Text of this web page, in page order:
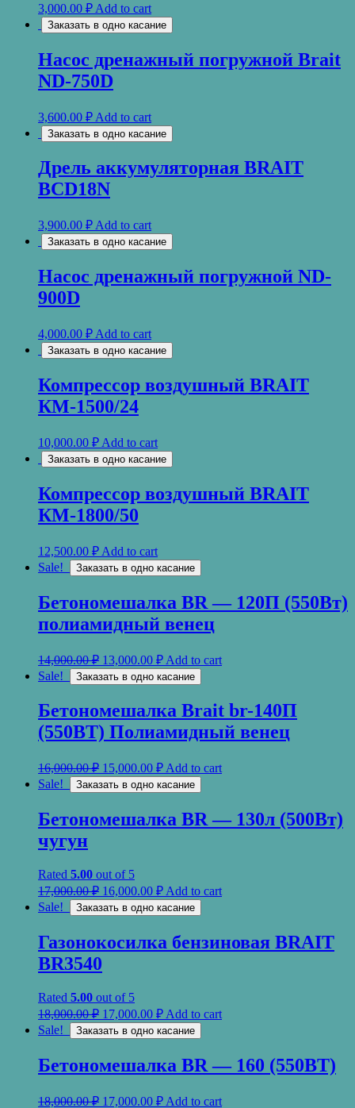
3,000.00 ₽ Add to cart
Заказать в одно касание
Насос дренажный погружной Brait
ND-750D
3,600.00 ₽ Add to cart
Заказать в одно касание
Дрель аккумуляторная BRAIT
BCD18N
3,900.00 ₽ Add to cart
Заказать в одно касание
Насос дренажный погружной ND-
900D
4,000.00 ₽ Add to cart
Заказать в одно касание
Компрессор воздушный BRAIT
КМ-1500/24
10,000.00 ₽ Add to cart
Заказать в одно касание
Компрессор воздушный BRAIT
КМ-1800/50
12,500.00 ₽ Add to cart
Sale!
Заказать в одно касание
Бетономешалка BR — 120П (550Вт)
полиамидный венец
14,000.00₽ 13,000.00 ₽ Add to cart
Sale!
Заказать в одно касание
Бетономешалка Brait br-140П
(550ВТ) Полиамидный венец
16,000.00₽ 15,000.00 ₽ Add to cart
Sale!
Заказать в одно касание
Бетономешалка BR — 130л (500Вт)
чугун
Rated 5.00 out of 5
17,000.00₽ 16,000.00 ₽ Add to cart
Sale!
Заказать в одно касание
Газонокосилка бензиновая BRAIT
BR3540
Rated 5.00 out of 5
18,000.00₽ 17,000.00 ₽ Add to cart
Sale!
Заказать в одно касание
Бетономешалка BR — 160 (550ВТ)
18,000.00₽ 17,000.00 ₽ Add to cart